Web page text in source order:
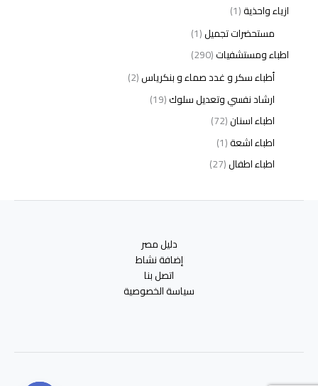
ازياء واحذية(1)
مستحضرات تجميل(1)
اطباء ومستشفيات(290)
أطباء سكر و غدد صماء و بنكرياس(2)
ارشاد نفسي وتعديل سلوك(19)
اطباء اسنان(72)
اطباء اشعة(1)
اطباء اطفال(27)
اطباء امراض الذكورة(1)
اطباء انف واذن وحنجرة(4)
اطباء اورام وعلاج كيميائى
دليل مصر
إضافة نشاط
اتصل بنا
سياسة الخصوصية